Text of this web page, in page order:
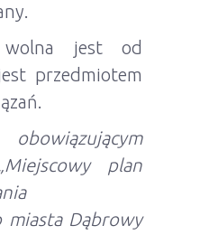
wolna jest od
przedmiotem
plan
miasta Dąbrowy